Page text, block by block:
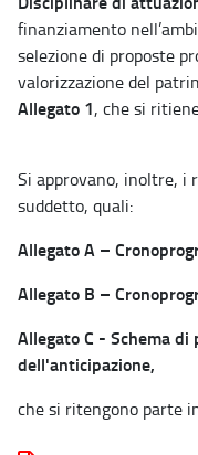
finanziamento
selezione di proposte
valorizzazione del
Allegato 1, che si
Si approvano, inoltre, i
suddetto, quali:
Allegato A –
Allegato B –
Allegato C - Schema di
dell'anticipazione,
che si ritengono parte